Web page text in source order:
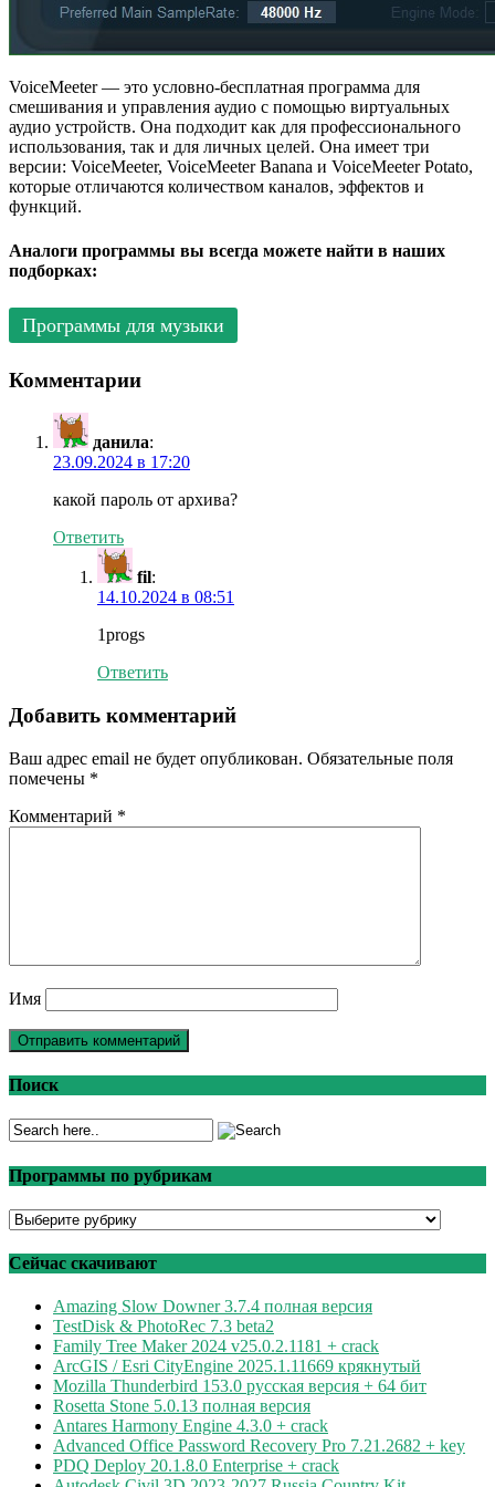
VoiceMeeter — это условно-бесплатная программа для
смешивания и управления аудио с помощью виртуальных
аудио устройств. Она подходит как для профессионального
использования, так и для личных целей. Она имеет три
версии: VoiceMeeter, VoiceMeeter Banana и VoiceMeeter Potato,
которые отличаются количеством каналов, эффектов и
функций.
Аналоги программы вы всегда можете найти в наших
подборках:
Программы для музыки
Комментарии
данила:
23.09.2024 в 17:20
какой пароль от архива?
Ответить
fil:
14.10.2024 в 08:51
1progs
Ответить
Добавить комментарий
Ваш адрес email не будет опубликован. Обязательные поля
помечены *
Комментарий *
Имя
Поиск
Программы по рубрикам
Программы
рубрикам
Сейчас скачивают
Amazing Slow Downer 3.7.4 полная версия
TestDisk & PhotoRec 7.3 beta2
Family Tree Maker 2024 v25.0.2.1181 + crack
ArcGIS / Esri CityEngine 2025.1.11669 крякнутый
Mozilla Thunderbird 153.0 русская версия + 64 бит
Rosetta Stone 5.0.13 полная версия
Antares Harmony Engine 4.3.0 + crack
Advanced Office Password Recovery Pro 7.21.2682 + key
PDQ Deploy 20.1.8.0 Enterprise + crack